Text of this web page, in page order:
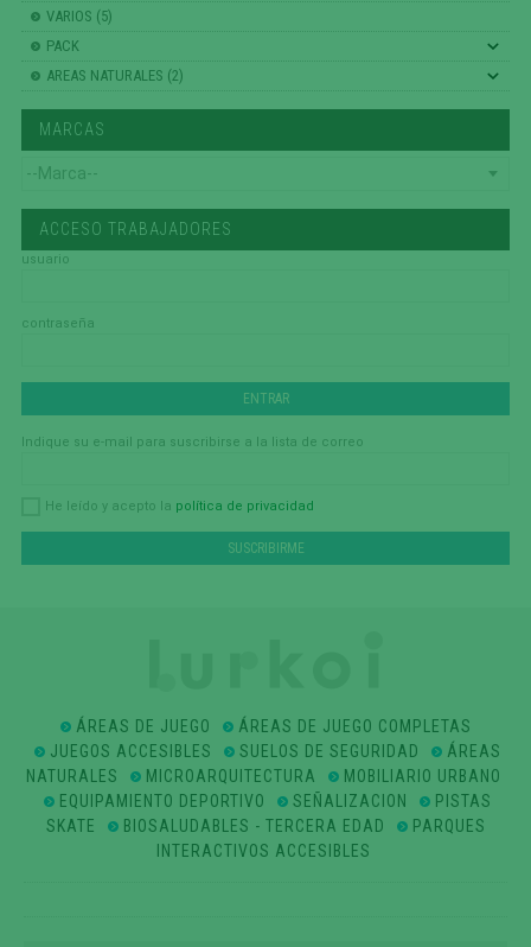
VARIOS (5)
PACK
AREAS NATURALES (2)
MARCAS
ACCESO TRABAJADORES
usuario
contraseña
Indique su e-mail para suscribirse a la lista de correo
He leído y acepto la política de privacidad
ÁREAS DE JUEGO
ÁREAS DE JUEGO COMPLETAS
JUEGOS ACCESIBLES
SUELOS DE SEGURIDAD
ÁREAS
NATURALES
MICROARQUITECTURA
MOBILIARIO URBANO
EQUIPAMIENTO DEPORTIVO
SEÑALIZACION
PISTAS
SKATE
BIOSALUDABLES - TERCERA EDAD
PARQUES
INTERACTIVOS ACCESIBLES